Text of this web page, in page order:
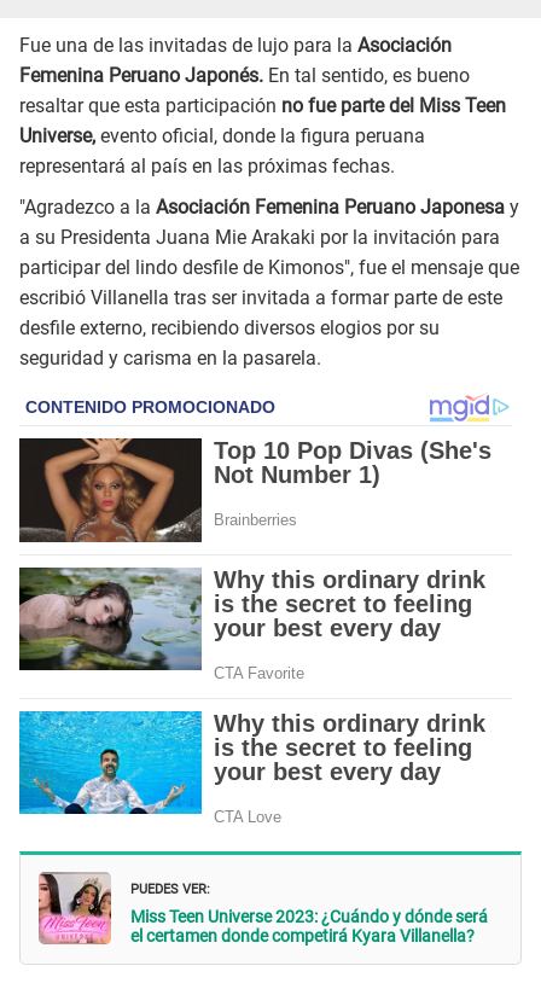
Fue una de las invitadas de lujo para la Asociación
Femenina Peruano Japonés. En tal sentido, es bueno
resaltar que esta participación no fue parte del Miss Teen
Universe, evento oficial, donde la figura peruana
representará al país en las próximas fechas.
"Agradezco a la Asociación Femenina Peruano Japonesa y
a su Presidenta Juana Mie Arakaki por la invitación para
participar del lindo desfile de Kimonos", fue el mensaje que
escribió Villanella tras ser invitada a formar parte de este
desfile externo, recibiendo diversos elogios por su
seguridad y carisma en la pasarela.
PUEDES VER:
Miss Teen Universe 2023: ¿Cuándo y dónde será
el certamen donde competirá Kyara Villanella?